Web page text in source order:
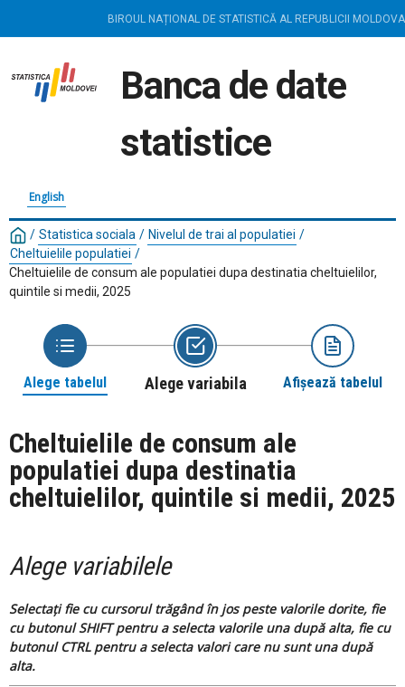
BIROUL NAȚIONAL DE STATISTICĂ AL REPUBLICII MOLDOVA
Banca de date
statistice
English
/ Statistica sociala / Nivelul de trai al populatiei /
Cheltuielile populatiei /
Cheltuielile de consum ale populatiei dupa destinatia cheltuielilor,
quintile si medii, 2025
Alege tabelul Alege variabila Afișează tabelul
Cheltuielile de consum ale
populatiei dupa destinatia
cheltuielilor, quintile si medii, 2025
Alege variabilele
Selectați fie cu cursorul trăgând în jos peste valorile dorite, fie
cu butonul SHIFT pentru a selecta valorile una după alta, fie cu
butonul CTRL pentru a selecta valori care nu sunt una după
alta.